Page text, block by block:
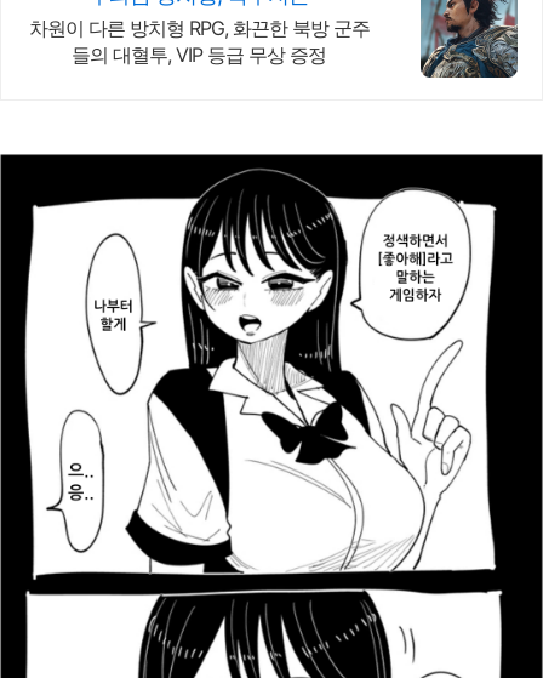
차원이 다른 방치형 RPG, 화끈한 북방 군주
들의 대혈투, VIP 등급 무상 증정